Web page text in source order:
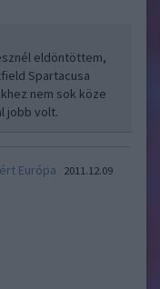
eldöntöttem,
Spartacusa
nem sok köze
jobb volt.
Európa
2011.12.09